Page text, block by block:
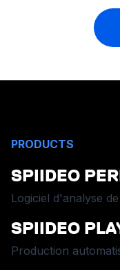
PRODUCTS
SPIIDEO
Logiciel d'analyse
SPIIDEO
Production